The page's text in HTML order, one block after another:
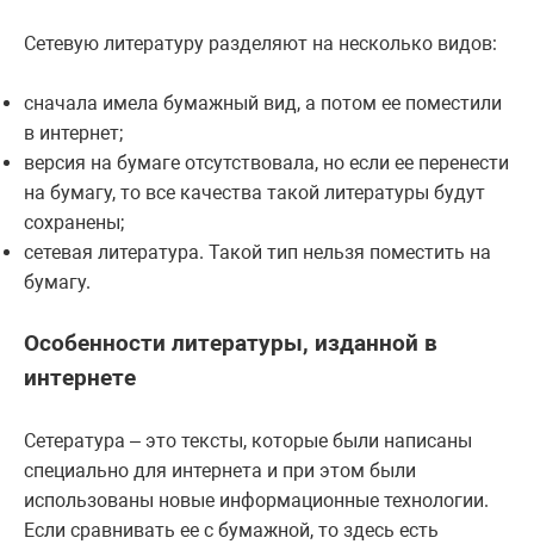
Сетевую литературу разделяют на несколько видов:
сначала имела бумажный вид, а потом ее поместили
в интернет;
версия на бумаге отсутствовала, но если ее перенести
на бумагу, то все качества такой литературы будут
сохранены;
сетевая литература. Такой тип нельзя поместить на
бумагу.
Особенности литературы, изданной в
интернете
Сетература – это тексты, которые были написаны
специально для интернета и при этом были
использованы новые информационные технологии.
Если сравнивать ее с бумажной, то здесь есть